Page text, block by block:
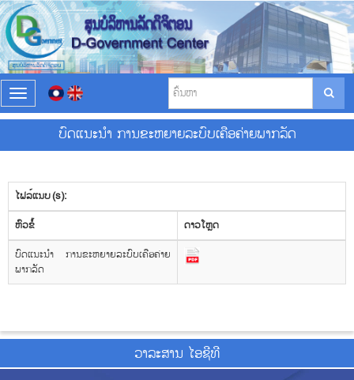
T
o
g
l
n
a
v
i
g
a
t
i
ບົດແນະນຳ ການຂະຫຍາຍລະບົບເຄືອຄ່າຍພາກລັດ
ໄຟລ໌ແນບ (s):
​ຫົວ​ຂໍ້
ດາວ​ໂຫຼດ
ບົດແນະນຳ ການຂະຫຍາຍລະບົບເຄືອຄ່າຍ
ພາກລັດ
ວາ​ລະ​ສານ ໄອ​ຊີ​ທີ